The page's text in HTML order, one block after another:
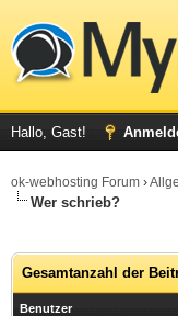
Hallo, Gast!
ok-webhosting Forum ›
Wer schrieb?
Gesamtanzahl der
Benutzer